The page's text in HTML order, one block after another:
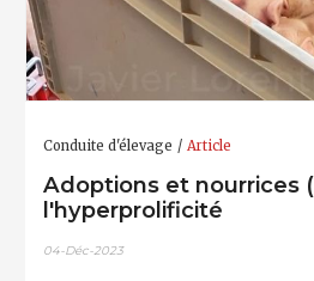
Conduite d'élevage Article
Adoptions et nourrices
l'hyperprolificité
04-Déc-2023